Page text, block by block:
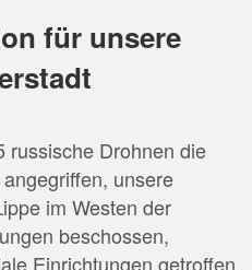
für unsere
russische Drohnen die
unsere
im Westen der
beschossen,
Einrichtungen getroffen.